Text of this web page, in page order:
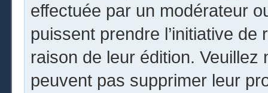
effectuée par un modérateur
puissent prendre l’initiative
raison de leur édition.
peuvent pas supprimer leur